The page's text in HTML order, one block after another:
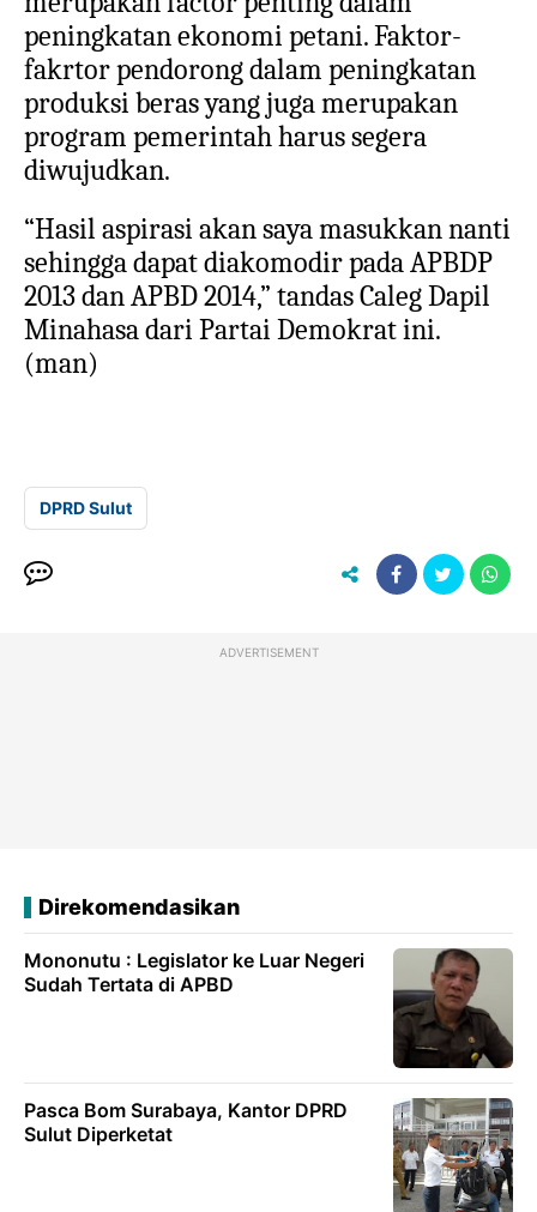
peningkatan ekonomi petani. Faktor-
fakrtor pendorong dalam peningkatan
produksi beras yang juga merupakan
program pemerintah harus segera
diwujudkan.
“Hasil aspirasi akan saya masukkan nanti
sehingga dapat diakomodir pada APBDP
2013 dan APBD 2014,” tandas Caleg Dapil
Minahasa dari Partai Demokrat ini.
(man)
DPRD Sulut
ADVERTISEMENT
Direkomendasikan
Mononutu : Legislator ke Luar Negeri
Sudah Tertata di APBD
Pasca Bom Surabaya, Kantor DPRD
Sulut Diperketat